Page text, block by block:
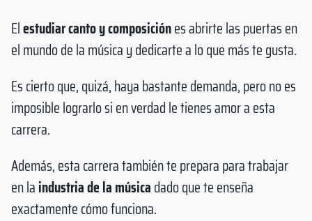
Elestudiar canto y composiciónes abrirte las puertas en
el mundo de la música y dedicarte a lo que más te gusta.
Es cierto que, quizá, haya bastante demanda, pero no es
imposible lograrlo si en verdad le tienes amor a esta
carrera.
Además, esta carrera también te prepara para trabajar
en laindustria de la músicadado que te enseña
exactamente cómo funciona.